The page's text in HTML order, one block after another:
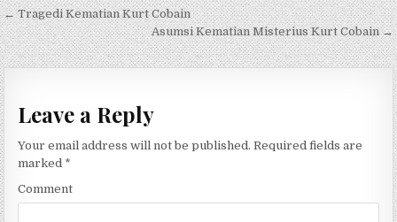
P
o
n
← Tragedi Kematian Kurt Cobain
Asumsi Kematian Misterius Kurt Cobain →
Leave a Reply
Your email address will not be published. Required fields are
marked *
Comment